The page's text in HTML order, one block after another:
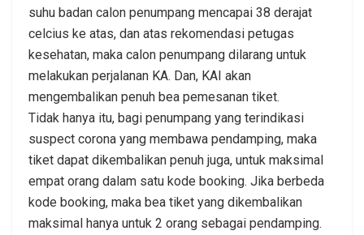
suhu badan calon penumpang mencapai 38 derajat
celcius ke atas, dan atas rekomendasi petugas
kesehatan, maka calon penumpang dilarang untuk
melakukan perjalanan KA. Dan, KAI akan
mengembalikan penuh bea pemesanan tiket.
Tidak hanya itu, bagi penumpang yang terindikasi
suspect corona yang membawa pendamping, maka
tiket dapat dikembalikan penuh juga, untuk maksimal
empat orang dalam satu kode booking. Jika berbeda
kode booking, maka bea tiket yang dikembalikan
maksimal hanya untuk 2 orang sebagai pendamping.